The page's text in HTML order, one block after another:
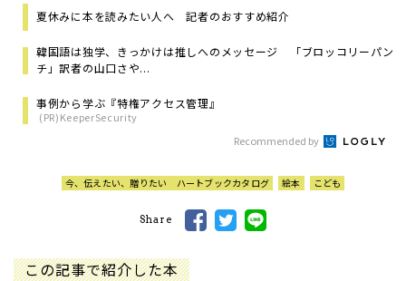
夏休みに本を読みたい人へ 記者のおすすめ紹介
韓国語は独学、きっかけは推しへのメッセージ 「ブロッコリーパン
チ」訳者の山口さや...
事例から学ぶ『特権アクセス管理』
(PR)KeeperSecurity
Recommended by
今、伝えたい、贈りたい ハートブックカタログ 絵本 こども
Share
この記事で紹介した本